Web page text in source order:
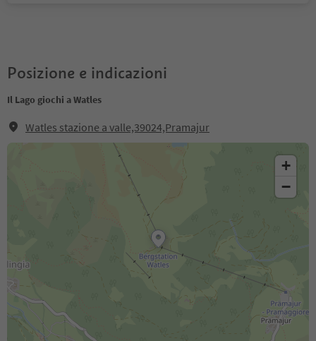
Posizione e indicazioni
Il Lago giochi a Watles
Watles stazione a valle,39024,Pramajur
+
−